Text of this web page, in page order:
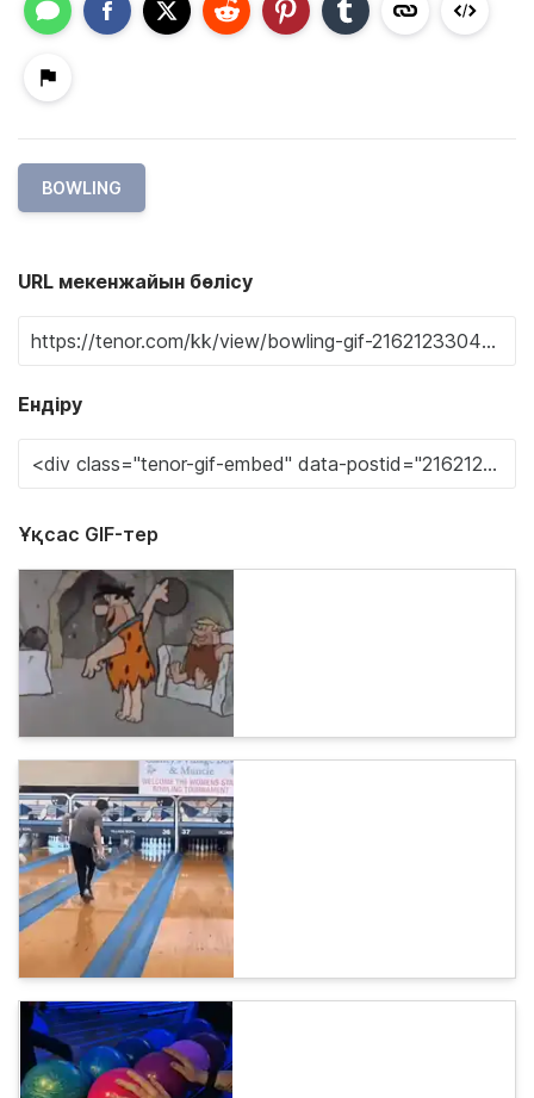
BOWLING
URL мекенжайын бөлісу
Ендіру
Ұқсас GIF-тер